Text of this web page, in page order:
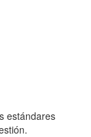
estándares